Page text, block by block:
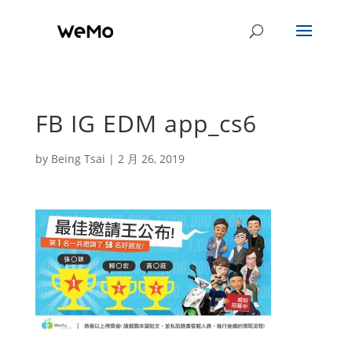
FB IG EDM app_cs6
by Being Tsai | 2 月 26, 2019